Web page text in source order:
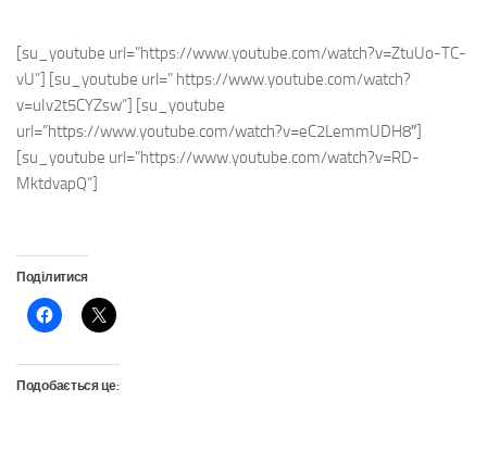
[su_youtube url=”https://www.youtube.com/watch?v=ZtuUo-TC-
vU”] [su_youtube url=” https://www.youtube.com/watch?
v=uIv2t5CYZsw”] [su_youtube
url=”https://www.youtube.com/watch?v=eC2LemmUDH8″]
[su_youtube url=”https://www.youtube.com/watch?v=RD-
MktdvapQ”]
Поділитися
Подобається це: